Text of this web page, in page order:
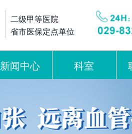
二级甲等医院
省市医保定点单位
新闻中心 科室